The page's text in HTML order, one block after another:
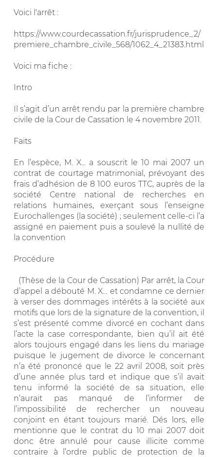
Voici l'arrêt :
https://www.courdecassation.fr/jurisprudence_2/
premiere_chambre_civile_568/1062_4_21383.html
Voici ma fiche :
Intro
Il s’agit d’un arrêt rendu par la première chambre
civile de la Cour de Cassation le 4 novembre 2011.
Faits
En l’espèce, M. X... a souscrit le 10 mai 2007 un
contrat de courtage matrimonial, prévoyant des
frais d’adhésion de 8 100 euros TTC, auprès de la
société Centre national de recherches en
relations humaines, exerçant sous l’enseigne
Eurochallenges (la société) ; seulement celle-ci l’a
assigné en paiement puis a soulevé la nullité de
la convention
Procédure
(Thèse de la Cour de Cassation) Par arrêt, la Cour
d’appel a débouté M. X… et condamne ce dernier
à verser des dommages intérêts à la société aux
motifs que lors de la signature de la convention, il
s’est présenté comme divorcé en cochant dans
l’acte la case correspondante, bien qu’il ait été
alors toujours engagé dans les liens du mariage
puisque le jugement de divorce le concernant
n’a été prononcé que le 22 avril 2008, soit près
d’une année plus tard et indique que s’il avait
tenu informé la société de sa situation, elle
n’aurait pas manqué de l’informer de
l’impossibilité de rechercher un nouveau
conjoint en étant toujours marié. Dés lors, elle
mentionne que le contrat du 10 mai 2007 doit
donc être annulé pour cause illicite comme
contraire à l’ordre public de protection de la